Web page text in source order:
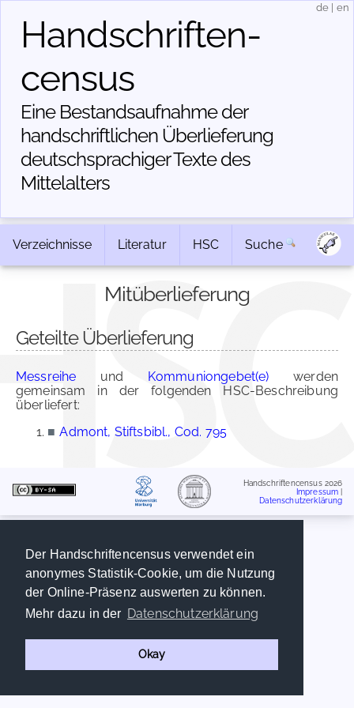
Der Handschriftencensus verwendet ein
anonymes Statistik-Cookie, um die Nutzung
der Online-Präsenz auswerten zu können.
Mehr dazu in der Datenschutzerklärung
Okay
Handschriften­
census
Eine Bestandsaufnahme der
handschriftlichen Über­lieferung
deutschsprachiger Texte des
Mittelalters
de en
Verzeichnisse Literatur HSC Suche
Mitüberlieferung
Geteilte Überlieferung
Messreihe und Kommuniongebet(e) werden
gemeinsam in der folgenden HSC-Beschreibung
überliefert:
■ Admont, Stiftsbibl., Cod. 795
Handschriftencensus 2026
Impressum
Datenschutzerklärung